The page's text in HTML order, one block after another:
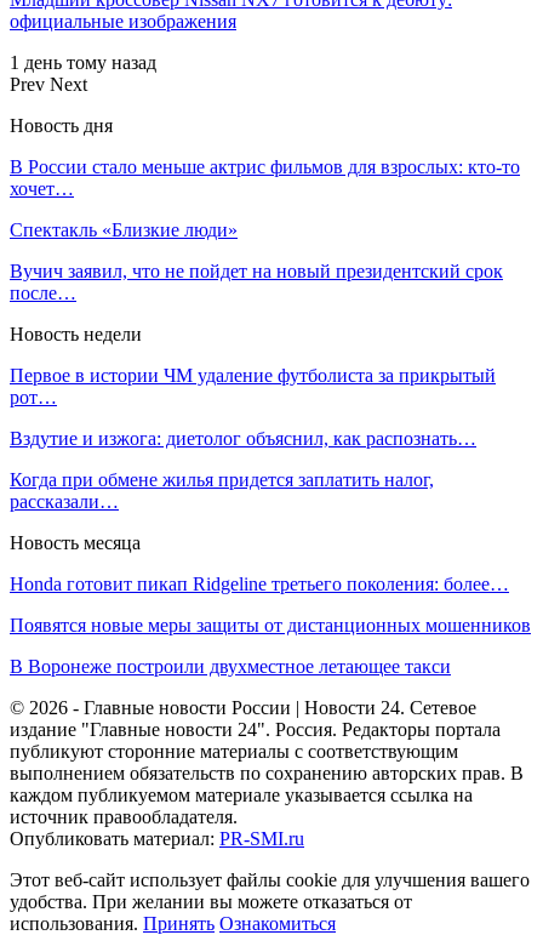
официальные изображения
1 день тому назад
Prev Next
Новость дня
В России стало меньше актрис фильмов для взрослых: кто-то
хочет…
Спектакль «Близкие люди»
Вучич заявил, что не пойдет на новый президентский срок
после…
Новость недели
Первое в истории ЧМ удаление футболиста за прикрытый
рот…
Вздутие и изжога: диетолог объяснил, как распознать…
Когда при обмене жилья придется заплатить налог,
рассказали…
Новость месяца
Honda готовит пикап Ridgeline третьего поколения: более…
Появятся новые меры защиты от дистанционных мошенников
В Воронеже построили двухместное летающее такси
© 2026 - Главные новости России | Новости 24. Сетевое
издание "Главные новости 24". Россия. Редакторы портала
публикуют сторонние материалы с соответствующим
выполнением обязательств по сохранению авторских прав. В
каждом публикуемом материале указывается ссылка на
источник правообладателя.
Опубликовать материал: PR-SMI.ru
Этот веб-сайт использует файлы cookie для улучшения вашего
удобства. При желании вы можете отказаться от
использования. Принять Ознакомиться